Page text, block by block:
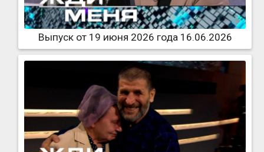
Выпуск от 19 июня 2026 года 16.06.2026